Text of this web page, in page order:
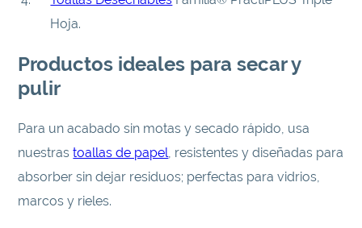
Hoja.
Productos ideales para secar y
pulir
Para un acabado sin motas y secado rápido, usa
nuestrastoallas de papel , resistentes y diseñadas para
absorber sin dejar residuos; perfectas para vidrios,
marcos y rieles.